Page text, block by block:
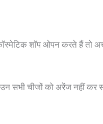
शॉप ओपन करते हैं तो
सभी चीजों को अरेंज नहीं कर